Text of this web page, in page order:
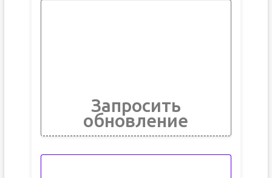
Запросить
обновление